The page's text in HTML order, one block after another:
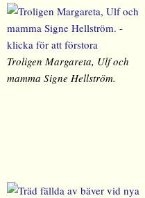
Troligen Margareta, Ulf och
mamma Signe Hellström.